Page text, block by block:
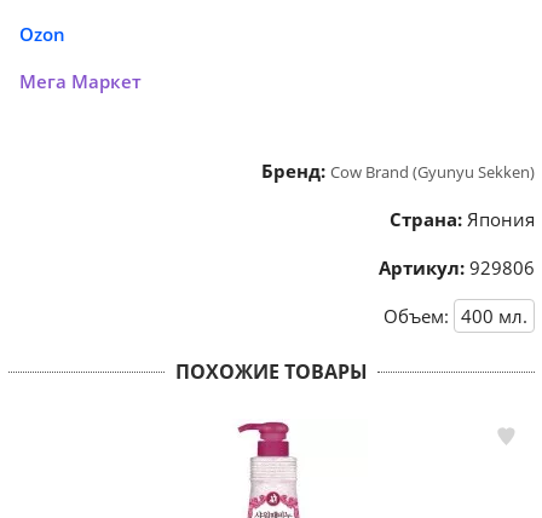
Ozon
Мега Маркет
Бренд: Cow Brand (Gyunyu Sekken)
Страна: Япония
Артикул: 929806
Объем: 400 мл.
ПОХОЖИЕ ТОВАРЫ